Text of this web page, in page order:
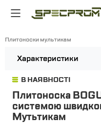
Плитоноски мультикам
Характеристики
В НАЯВНОСТІ
Плитоноска
системою
Мутьтикам